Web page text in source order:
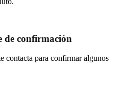
de confirmación
contacta para confirmar algunos